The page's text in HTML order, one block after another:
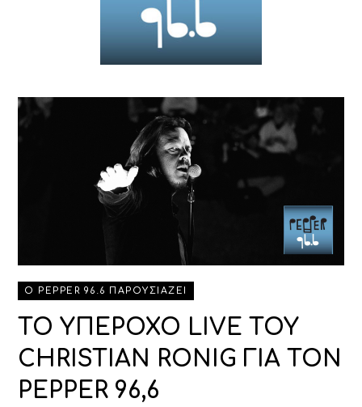
Ο PEPPER 96.6 ΠΑΡΟΥΣΙΑΖΕΙ
ΤΟ ΥΠΕΡΟΧΟ LIVE ΤΟΥ
CHRISTIAN RONIG ΓΙΑ ΤΟΝ
PEPPER 96,6